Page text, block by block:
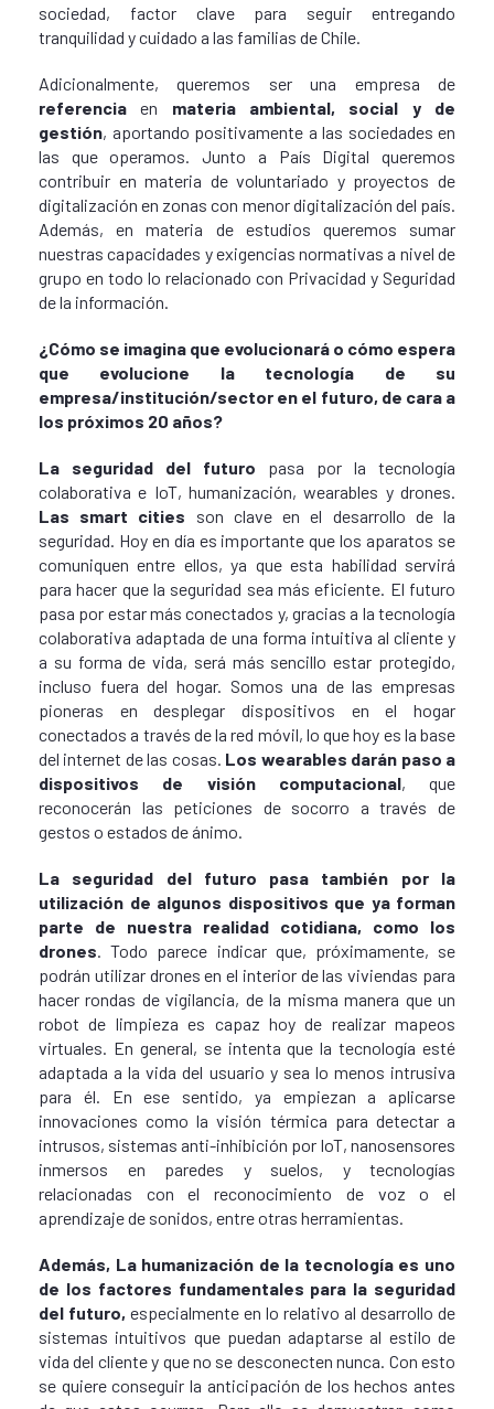
sociedad, factor clave para seguir entregando
tranquilidad y cuidado a las familias de Chile.
Adicionalmente, queremos ser una empresa de
referenciaen materia ambiental, social y de
gestión, aportando positivamente a las sociedades en
las que operamos. Junto a País Digital queremos
contribuir en materia de voluntariado y proyectos de
digitalización en zonas con menor digitalización del país.
Además, en materia de estudios queremos sumar
nuestras capacidades y exigencias normativas a nivel de
grupo en todo lo relacionado con Privacidad y Seguridad
de la información.
¿Cómo se imagina que evolucionará o cómo espera
que evolucione la tecnología de su
empresa/institución/sector en el futuro, de cara a
los próximos 20 años?
La seguridad del futuro pasa por la tecnología
colaborativa e IoT, humanización, wearables y drones.
Las smart cities son clave en el desarrollo de la
seguridad. Hoy en día es importante que los aparatos se
comuniquen entre ellos, ya que esta habilidad servirá
para hacer que la seguridad sea más eficiente. El futuro
pasa por estar más conectados y, gracias a la tecnología
colaborativa adaptada de una forma intuitiva al cliente y
a su forma de vida, será más sencillo estar protegido,
incluso fuera del hogar. Somos una de las empresas
pioneras en desplegar dispositivos en el hogar
conectados a través de la red móvil, lo que hoy es la base
del internet de las cosas. Los wearables darán paso a
dispositivos de visión computacional, que
reconocerán las peticiones de socorro a través de
gestos o estados de ánimo.
La seguridad del futuro pasa también por la
utilización de algunos dispositivos que ya forman
parte de nuestra realidad cotidiana, como los
drones. Todo parece indicar que, próximamente, se
podrán utilizar drones en el interior de las viviendas para
hacer rondas de vigilancia, de la misma manera que un
robot de limpieza es capaz hoy de realizar mapeos
virtuales. En general, se intenta que la tecnología esté
adaptada a la vida del usuario y sea lo menos intrusiva
para él. En ese sentido, ya empiezan a aplicarse
innovaciones como la visión térmica para detectar a
intrusos, sistemas anti-inhibición por IoT, nanosensores
inmersos en paredes y suelos, y tecnologías
relacionadas con el reconocimiento de voz o el
aprendizaje de sonidos, entre otras herramientas.
Además, La humanización de la tecnología es uno
de los factores fundamentales para la seguridad
del futuro, especialmente en lo relativo al desarrollo de
sistemas intuitivos que puedan adaptarse al estilo de
vida del cliente y que no se desconecten nunca. Con esto
se quiere conseguir la anticipación de los hechos antes